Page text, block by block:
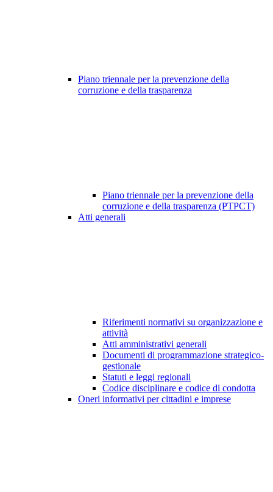
Piano triennale per la prevenzione della
corruzione e della trasparenza
Piano triennale per la prevenzione della
corruzione e della trasparenza (PTPCT)
Atti generali
Riferimenti normativi su organizzazione e
attività
Atti amministrativi generali
Documenti di programmazione strategico-
gestionale
Statuti e leggi regionali
Codice disciplinare e codice di condotta
Oneri informativi per cittadini e imprese